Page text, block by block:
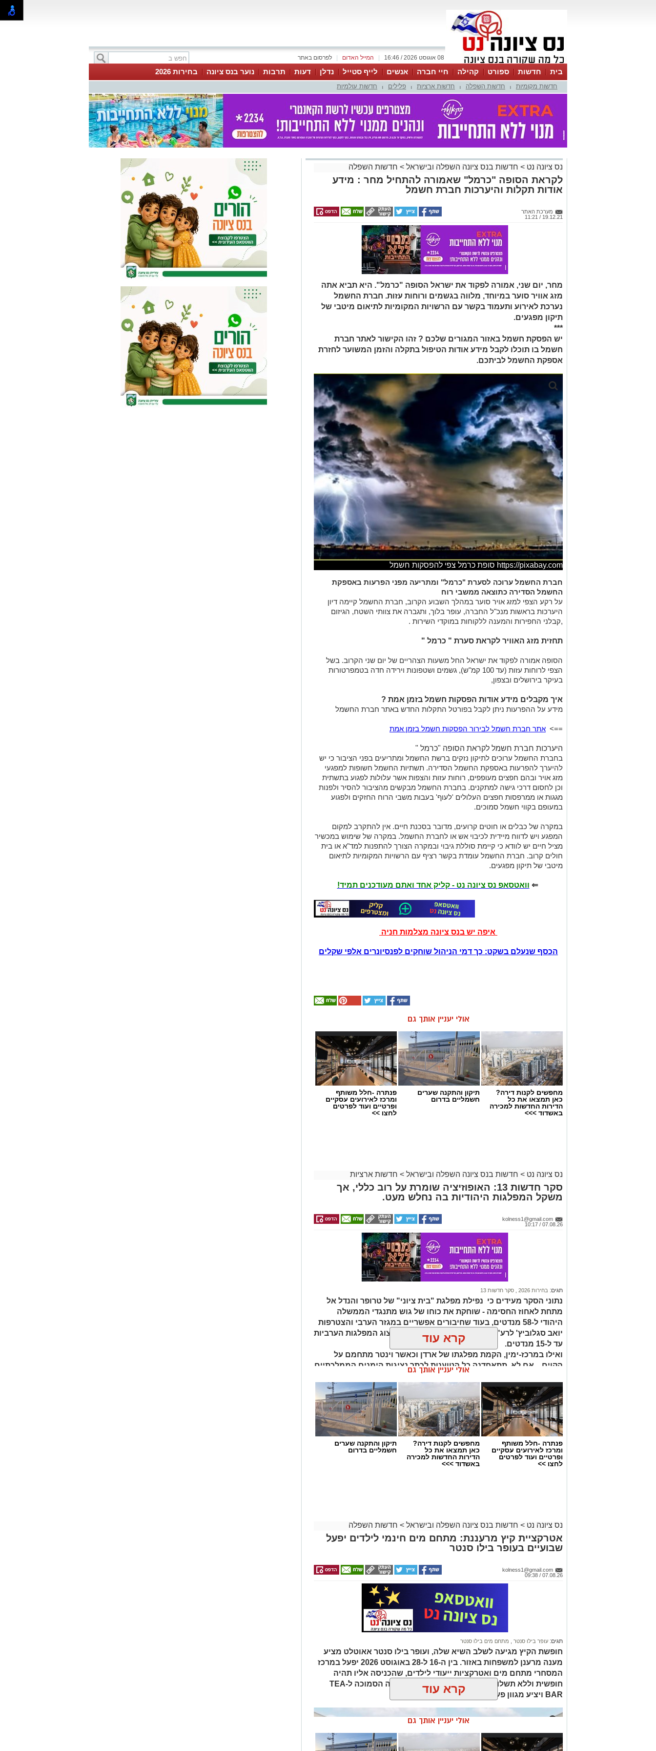
לפרסום באתר המייל האדום 08 אוגוסט 2026 / 16:46
בית חדשות ספורט קהילה חיי חברה אנשים לייף סטייל נדלן דעות תרבות נוער בנס ציונה בחירות 2026
חדשות מקומיות חדשות השפלה חדשות ארציות פלילים חדשות עולמיות
נס ציונה נט > חדשות בנס ציונה השפלה ובישראל > חדשות השפלה
לקראת הסופה "כרמל" שאמורה להתחיל מחר : מידע
אודות תקלות והיערכות חברת חשמל
מערכת האתר
19.12.21 / 11:21
מחר, יום שני, אמורה לפקוד את ישראל הסופה "כרמל". היא תביא אתה
מזג אוויר סוער במיוחד, מלווה בגשמים ורוחות עזות. חברת החשמל
נערכת לאירוע ותעמוד בקשר עם הרשויות המקומיות לתיאום מיטבי של
תיקון מפגעים.
***
יש הפסקת חשמל באזור המגורים שלכם ? זהו הקישור לאתר חברת
חשמל בו תוכלו לקבל מידע אודות הטיפול בתקלה והזמן המשוער לחזרת
אספקת החשמל לביתכם.
https://pixabay.com סופת כרמל צפי להפסקות חשמל
חברת החשמל ערוכה לסערת "כרמל" ומתריעה מפני הפרעות באספקת
החשמל הסדירה כתוצאה ממשבי רוח
על רקע הצפי למזג אויר סוער במהלך השבוע הקרוב, חברת החשמל קיימה דיון
היערכות בראשות מנכ"ל החברה, עופר בלוך, ותגברה את צוותי השטח, הגיזום
,קבלני החפירות והמענה ללקוחות במוקדי השירות .
תחזית מזג האוויר לקראת סערת " כרמל "
הסופה אמורה לפקוד את ישראל החל משעות הצהריים של יום שני הקרוב. בשל
הצפי לרוחות עזות (עד 100 קמ"ש), גשמים ושטפונות וירידה חדה בטמפרטורות
בעיקר בירושלים ובצפון,
איך מקבלים מידע אודות הפסקות חשמל בזמן אמת ?
מידע על ההפרעות ניתן לקבל בפורטל התקלות החדש באתר חברת החשמל
==> אתר חברת חשמל לבירור הפסקות חשמל בזמן אמת
היערכות חברת חשמל לקראת הסופה "כרמל "
בחברת החשמל ערוכים לתיקון נזקים ברשת החשמל ומתריעים בפני הציבור כי יש
להיערך להפרעות באספקת החשמל הסדירה. תשתיות החשמל חשופות למפגעי
מזג אויר ובהם חפצים מעופפים, רוחות עזות והצפות אשר עלולות לפגוע בתשתית
וכן לחסום דרכי גישה למתקנים. בחברת החשמל מבקשים מהציבור להסיר ולפנות
מגגות או ממרפסות חפצים העלולים 'לעוף' בעבות משבי הרוח החזקים ולפגוע
במעופם בקווי חשמל סמוכים.
במקרה של כבלים או חוטים קרועים, מדובר בסכנת חיים. אין להתקרב למקום
המפגע ויש לדווח מיידית לכיבוי אש או לחברת החשמל. במקרה של שימוש במכשיר
מציל חיים יש לוודא כי קיימת סוללת גיבוי ובמקרה הצורך להתפנות למד"א או בית
חולים קרוב. חברת החשמל עומדת בקשר רציף עם הרשויות המקומיות לתיאום
מיטבי של תיקון מפגעים.
⇐ וואטסאפ נס ציונה נט - קליק אחד ואתם מעודכנים תמיד!
איפה יש בנס ציונה מצלמות חניה
הכסף שנעלם בשקט: כך דמי הניהול שוחקים לפנסיונרים אלפי שקלים
אולי יעניין אותך גם
מחפשים לקנות דירה?
כאן תמצאו את כל
הדירות החדשות למכירה
באשדוד >>>
תיקון והתקנה שערים
חשמליים בדרום
פנתרה -חלל משותף
ומרכז לאירועים עסקיים
ופרטיים ועוד לפרטים
לחצו >>
נס ציונה נט > חדשות בנס ציונה השפלה ובישראל > חדשות ארציות
סקר חדשות 13: האופוזיציה שומרת על רוב כללי, אך
משקל המפלגות היהודיות בה נחלש מעט.
kolness1@gmail.com
07.08.26 / 10:17
תגים: בחירות 2026 סקר חדשות 13
נתוני הסקר מעידים כי נפילת מפלגת "בית ציוני" של טרופר והנדל אל
מתחת לאחוז החסימה - שוחקת את כוחו של גוש מתנגדי הממשלה
היהודי ל-58 מנדטים, בעוד שחיבורים אפשריים במגזר הערבי והצטרפות
יואב סגלוביץ' לרע"מ ועבאס, עשויים להגדיל את ייצוג המפלגות הערביות
עד ל-15 מנדטים.
ואילו במרכז-ימין, הקמת מפלגתו של ארדן וכאשר וינטר מתחמם על
הקוים... אם לא תתאחדנה כל הטוענות לכתר נציגות הימנים הממלכתיים
(....) - הן צפויות לחולל שריפת קולות שתזכיר את בל"ד ומרצ מ2022
נתוני הסקר העדכני מעידים כי נפילת מפלגת "בית ציוני" אל מתחת לאחוז
בעוד שחיבורים אפשריים במגזר הערבי והצטרפות יואב סגלוביץ' לרע"מ
ואילו במרכז-ימין, הקמת מפלגתו של ארדן וכאשר וינטר מתחמם על הקוים...
אם לא תתאחדנה כל הטוענות לכתר נציגות הימנים הממלכתיים (....) - הן
צפויות לחולל שריפת קולות שתזכיר את בל"ד ומרצ מ2022
תמונת המנדטים והמפלגות המובילות
לפי סקר חדשות 13 שנערך על ידי "המדד" ו"סטט-נט", אילו הבחירות היו נערכות
ביותר עם 23 מנדטים.
מפלגת הליכוד ניצבת בצמוד אליה עם 22 מנדטים.
במקום
השלישי ממוקמת מפלגת "ביחד" של נפתלי בנט עם 13 מנדטים.
"הדמוקרטים" וישראל ביתנו זוכות ל-11 מנדטים כל אחת, כאשר עוצמה יהודית
מקבלת 9 מנדטים ויהדות התורה מגיעה ל-8 מנדטים.
ש"ס בקושי נשארת עם 7
קרא עוד
אולי יעניין אותך גם
פנתרה -חלל משותף
ומרכז לאירועים עסקיים
ופרטיים ועוד לפרטים
לחצו >>
מחפשים לקנות דירה?
כאן תמצאו את כל
הדירות החדשות למכירה
באשדוד >>>
תיקון והתקנה שערים
חשמליים בדרום
נס ציונה נט > חדשות בנס ציונה השפלה ובישראל > חדשות השפלה
אטרקציית קיץ מרעננת: מתחם מים חינמי לילדים יפעל
שבועיים בעופר בילו סנטר
kolness1@gmail.com
07.08.26 / 09:38
תגים: עופר בילו סנטר מתחם מים בילו סנטר
חופשת הקיץ מגיעה לשלב השיא שלה, ועופר בילו סנטר אאוטלט מציע
מענה מרענן למשפחות באזור. בין ה-16 ל-28 באוגוסט 2026 יפעל במרכז
המסחרי מתחם מים ואטרקציות ייעודי לילדים, שהכניסה אליו תהיה
חופשית וללא תשלום. המתחם ימוקם ברחבת החניה הסמוכה ל-TEA
BAR ויציע מגוון פעילויות להפגת החום.
קרא עוד
אולי יעניין אותך גם